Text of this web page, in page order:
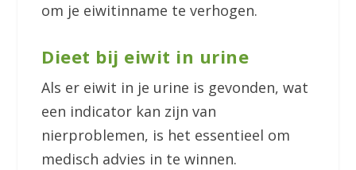
om je eiwitinname te verhogen.
Dieet bij eiwit in urine
Als er eiwit in je urine is gevonden, wat
een indicator kan zijn van
nierproblemen, is het essentieel om
medisch advies in te winnen.